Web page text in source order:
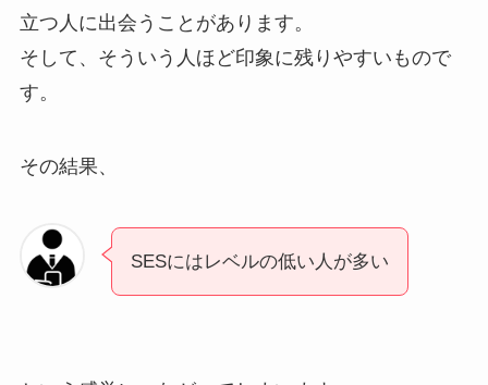
立つ人に出会うことがあります。
そして、そういう人ほど印象に残りやすいもので
す。
その結果、
SESにはレベルの低い人が多い